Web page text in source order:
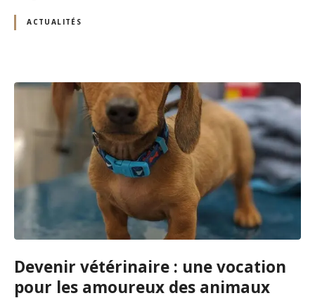
ACTUALITÉS
Devenir vétérinaire : une vocation
pour les amoureux des animaux